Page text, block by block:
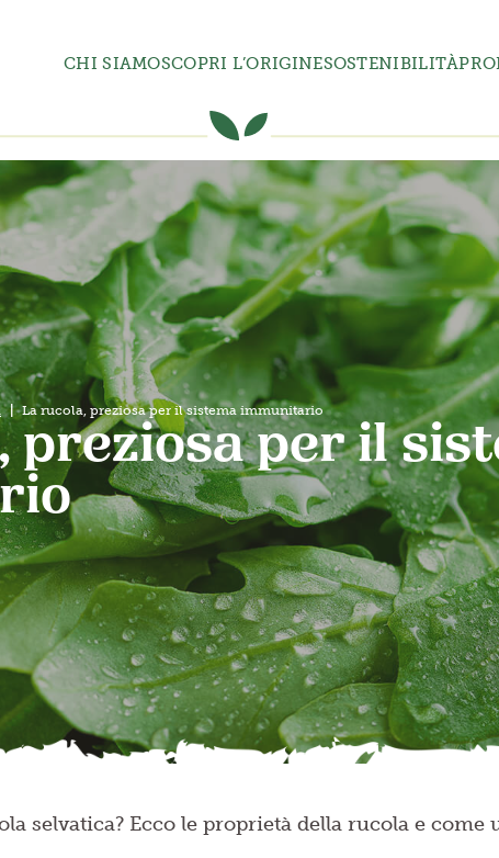
CHI SIAMOSCOPRI L’ORIGINESOSTENIBILITÀ
La rucola, preziosa per il sistema immunitario
preziosa per il
selvatica? Ecco le proprietà della rucola e come